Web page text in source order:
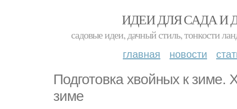
ИДЕИ ДЛЯ САДА И
садовые идеи, дачный стиль, тонкости
главная новости
Подготовка хвойных к зиме.
зиме